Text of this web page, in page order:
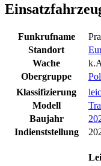
Funkrufname
Standort
Wache
Obergruppe
Klassifizierung
Modell
Baujahr
Indienststellung